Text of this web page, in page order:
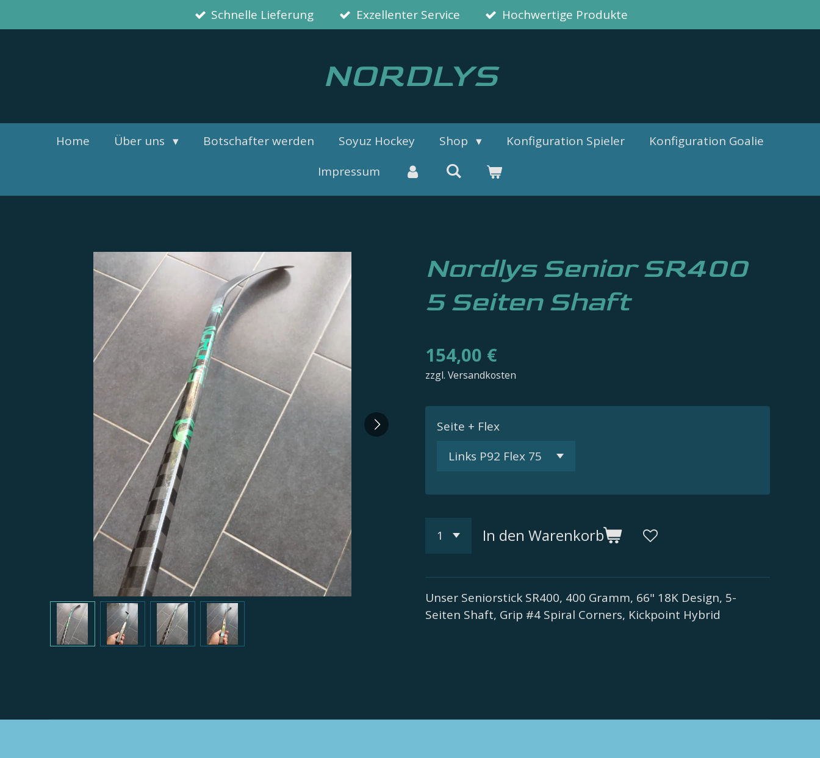
Hauptinhalt
Schnelle Lieferung Exzellenter Service Hochwertige Produkte
NORDLYS
Home Über uns Botschafter werden Soyuz Hockey Shop Konfiguration Spieler
Konfiguration Goalie
Impressum
Nordlys Senior SR400
5 Seiten Shaft
154,00 €
zzgl. Versandkosten
Seite + Flex
In den Warenkorb
Unser Seniorstick SR400, 400 Gramm, 66" 18K Design, 5-
Seiten Shaft, Grip #4 Spiral Corners, Kickpoint Hybrid